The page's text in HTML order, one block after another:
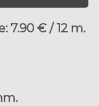
7.90 € / 12 m.